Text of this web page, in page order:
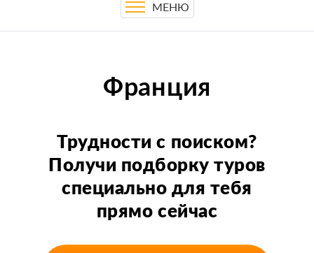
МЕНЮ
Франция
Трудности с поиском?
Получи подборку туров
специально для тебя
прямо сейчас